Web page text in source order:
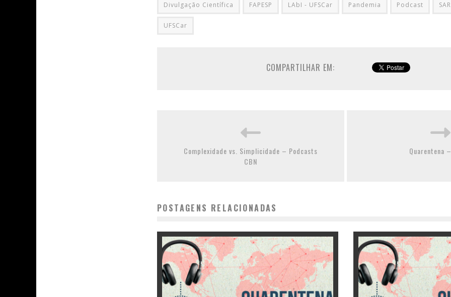
Divulgação Científica FAPESP LAbI - UFSCar Pandemia Podcast
UFSCar
COMPARTILHAR EM:
Complexidade vs. Simplicidade – Podcasts
CBN
Quarentena
POSTAGENS RELACIONADAS